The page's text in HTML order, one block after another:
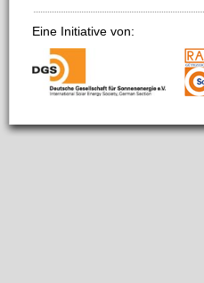
Eine Initiative von: